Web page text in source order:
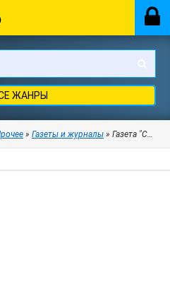
ЖАНРЫ
» Газеты и журналы » Газета